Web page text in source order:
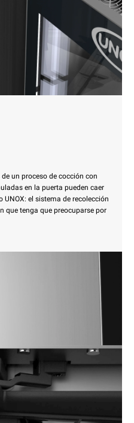
un proceso de cocción con
en la puerta pueden caer
el sistema de recolección
que tenga que preocuparse por